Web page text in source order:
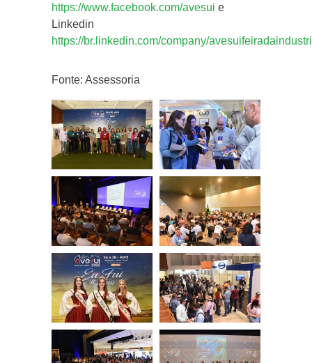
https://www.facebook.com/avesui e
Linkedin
https://br.linkedin.com/company/
Fonte: Assessoria